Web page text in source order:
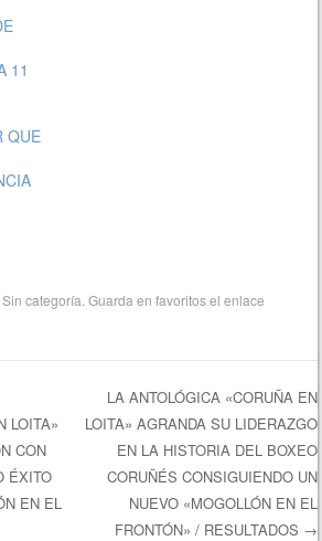
11
QUE
Sin categoría . Guarda en favoritos elenlace
de entradas
LOITA»
CON
ÉXITO
EN EL
LA ANTOLÓGICA «CORUÑA EN
LOITA» AGRANDA SU LIDERAZGO
EN LA HISTORIA DEL BOXEO
CORUÑÉS CONSIGUIENDO UN
NUEVO «MOGOLLÓN EN EL
FRONTÓN» / RESULTADOS →